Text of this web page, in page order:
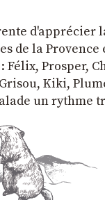
d'apprécier
de la
Félix, Prosper,
Kiki,
un rythme